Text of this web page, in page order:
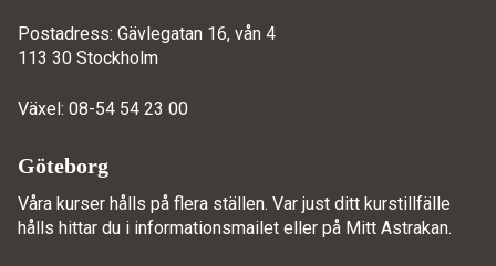
Postadress: Gävlegatan 16, vån 4
113 30 Stockholm
Växel: 08-54 54 23 00
Göteborg
Våra kurser hålls på flera ställen. Var just ditt kurstillfälle
hålls hittar du i informationsmailet eller på Mitt Astrakan.